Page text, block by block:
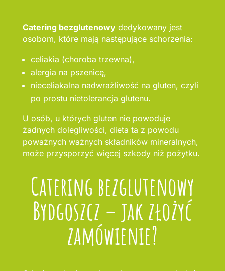
Catering bezglutenowydedykowany jest
osobom, które mają następujące schorzenia:
celiakia (choroba trzewna),
alergia na pszenicę,
nieceliakalna nadwrażliwość na gluten, czyli
po prostu nietolerancja glutenu.
U osób, u których gluten nie powoduje
żadnych dolegliwości, dieta ta z powodu
poważnych ważnych składników mineralnych,
może przysporzyć więcej szkody niż pożytku.
Catering bezglutenowy
Bydgoszcz – jak złożyć
zamówienie?